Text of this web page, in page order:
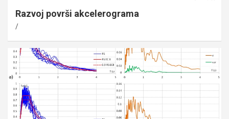
Razvoj površi akcelerograma